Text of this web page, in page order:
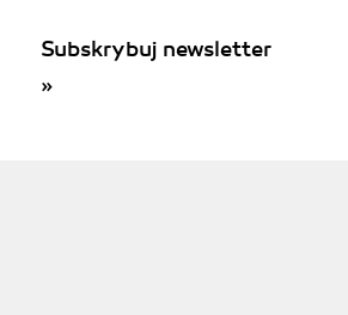
One Name with Many
Implementations
MVC Loosens and Refocuses
Principles of Design Patterns
Subskrybuj newsletter
»